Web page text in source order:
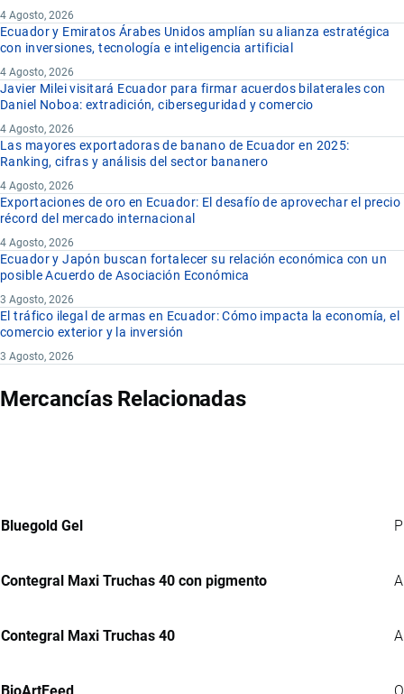
4 Agosto, 2026
Ecuador y Emiratos Árabes Unidos amplían su alianza estratégica
con inversiones, tecnología e inteligencia artificial
4 Agosto, 2026
Javier Milei visitará Ecuador para firmar acuerdos bilaterales con
Daniel Noboa: extradición, ciberseguridad y comercio
4 Agosto, 2026
Las mayores exportadoras de banano de Ecuador en 2025:
Ranking, cifras y análisis del sector bananero
4 Agosto, 2026
Exportaciones de oro en Ecuador: El desafío de aprovechar el precio
récord del mercado internacional
4 Agosto, 2026
Ecuador y Japón buscan fortalecer su relación económica con un
posible Acuerdo de Asociación Económica
3 Agosto, 2026
El tráfico ilegal de armas en Ecuador: Cómo impacta la economía, el
comercio exterior y la inversión
3 Agosto, 2026
Mercancías Relacionadas
Bluegold Gel
Contegral Maxi Truchas 40 con pigmento
Contegral Maxi Truchas 40